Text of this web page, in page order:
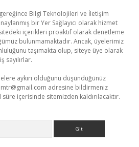
gereğince Bilgi Teknolojileri ve İletişim
bir Yer Sağlayıcı olarak hizmet
içerikleri proaktif olarak denetleme
bulunmamaktadır. Ancak, üyelerimiz
taşımakta olup, siteye üye olarak
sayılırlar.
aykırı olduğunu düşündüğünüz
adresine bildirmeniz
içerisinde sitemizden kaldırılacaktır.